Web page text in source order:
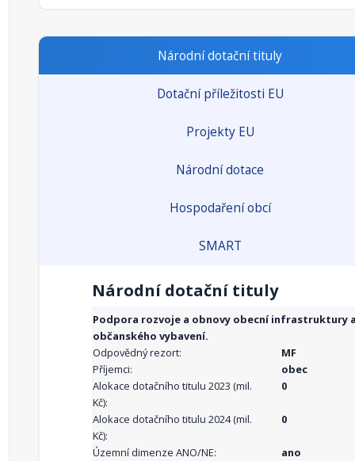
Národní dotační tituly
Dotační příležitosti EU
Projekty EU
Národní dotace
Hospodaření obcí
SMART
Národní dotační tituly
Podpora rozvoje a obnovy obecní infrastruktury
občanského vybavení.
Odpovědný rezort:
MF
Příjemci:
obec
Alokace dotačního titulu 2023 (mil.
Kč):
0
Alokace dotačního titulu 2024 (mil.
Kč):
0
Územní dimenze ANO/NE:
ano